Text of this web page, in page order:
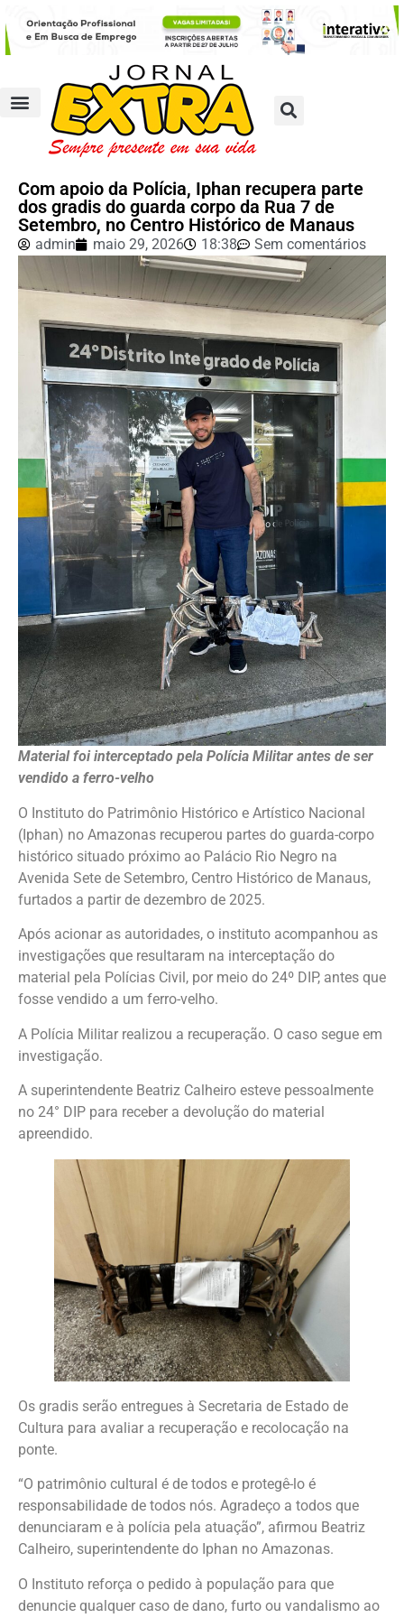
Com apoio da Polícia, Iphan recupera parte
dos gradis do guarda corpo da Rua 7 de
Setembro, no Centro Histórico de Manaus
admin maio 29, 2026 18:38 Sem comentários
Material foi interceptado pela Polícia Militar antes de ser
vendido a ferro-velho
O Instituto do Patrimônio Histórico e Artístico Nacional
(Iphan) no Amazonas recuperou partes do guarda-corpo
histórico situado próximo ao Palácio Rio Negro na
Avenida Sete de Setembro, Centro Histórico de Manaus,
furtados a partir de dezembro de 2025.
Após acionar as autoridades, o instituto acompanhou as
investigações que resultaram na interceptação do
material pela Polícias Civil, por meio do 24º DIP, antes que
fosse vendido a um ferro-velho.
A Polícia Militar realizou a recuperação. O caso segue em
investigação.
A superintendente Beatriz Calheiro esteve pessoalmente
no 24° DIP para receber a devolução do material
apreendido.
Os gradis serão entregues à Secretaria de Estado de
Cultura para avaliar a recuperação e recolocação na
ponte.
“O patrimônio cultural é de todos e protegê-lo é
responsabilidade de todos nós. Agradeço a todos que
denunciaram e à polícia pela atuação”, afirmou Beatriz
Calheiro, superintendente do Iphan no Amazonas.
O Instituto reforça o pedido à população para que
denuncie qualquer caso de dano, furto ou vandalismo ao